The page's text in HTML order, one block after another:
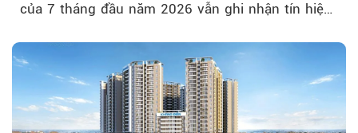
của 7 tháng đầu năm 2026 vẫn ghi nhận tín hiệu